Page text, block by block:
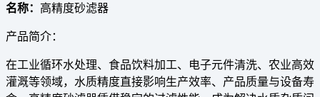
名称： 高精度砂滤器
产品简介：
在工业循环水处理、食品饮料加工、电子元件清洗、农业高效
灌溉等领域，水质精度直接影响生产效率、产品质量与设备寿